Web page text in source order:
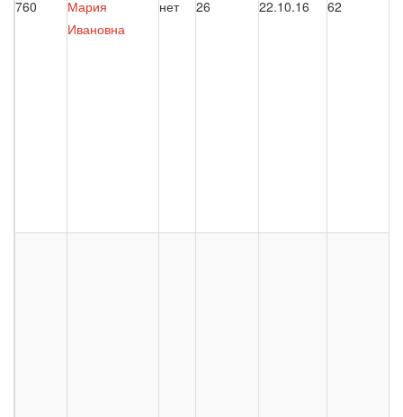
760
Мария
Ивановна
нет 26 22.10.16 62